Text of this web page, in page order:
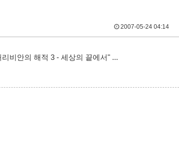
2007-05-24 04:14
비안의 해적 3 - 세상의 끝에서" ...